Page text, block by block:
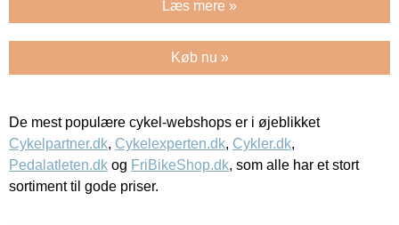
Læs mere »
Køb nu »
De mest populære cykel-webshops er i øjeblikket
Cykelpartner.dk, Cykelexperten.dk, Cykler.dk,
Pedalatleten.dk og FriBikeShop.dk, som alle har et stort
sortiment til gode priser.